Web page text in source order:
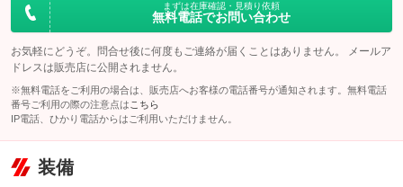
まずは在庫確認・見積り依頼
無料電話でお問い合わせ
お気軽にどうぞ。問合せ後に何度もご連絡が届くことはありません。 メールア
ドレスは販売店に公開されません。
※無料電話をご利用の場合は、販売店へお客様の電話番号が通知されます。無料電話
番号ご利用の際の注意点は こちら
IP電話、ひかり電話からはご利用いただけません。
装備